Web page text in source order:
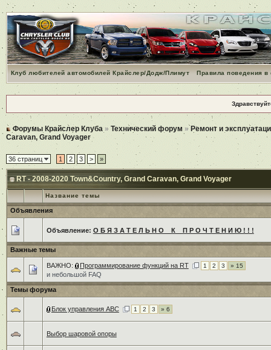
Клуб любителей автомобилей Крайслер/Додж/Плимут Правила поведения
Форумы Крайслер Клуба » Технический форум »Ремонт и
Caravan, Grand Voyager
36 страниц 1 2 3 > »
RT - 2008-2020 Town&Country, Grand Caravan, Grand Voyager
Название темы
Объявления
Объявление: О Б Я З А Т Е Л Ь Н О _ К _ П Р О Ч Т Е Н И Ю ! ! !
Важные темы
ВАЖНО: Программирование функций на RT 1 2 3 » 15
и небольшой FAQ
Темы форума
Блок управления ABC 1 2 3 » 6
Выбор шаровой опоры